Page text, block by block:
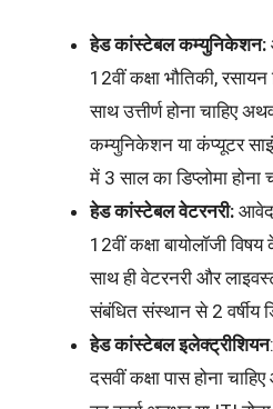
हेड कांस्टेबल कम्युनिकेशन:
12वीं कक्षा भौतिकी,
साथ उत्तीर्ण होना चाहिए
कम्युनिकेशन या कंप्यूटर
में 3 साल का डिप्लोमा होना
हेड कांस्टेबल वेटरनरी:
12वीं कक्षा बायोलॉजी विषय
साथ ही वेटरनरी और
संबंधित संस्थान से 2 वर्षीय
हेड कांस्टेबल इलेक्ट्रीशियन
दसवीं कक्षा पास होना